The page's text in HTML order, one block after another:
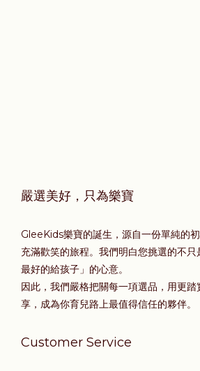
嚴選美好，只為樂寶
GleeKids樂寶的誕生，源自一份單純的
充滿歡笑的旅程。我們明白您挑選的不
最好的給孩子」的心意。
因此，我們嚴格把關每一項選品，用更
享，成為你育兒路上最值得信任的夥伴。
Customer Service